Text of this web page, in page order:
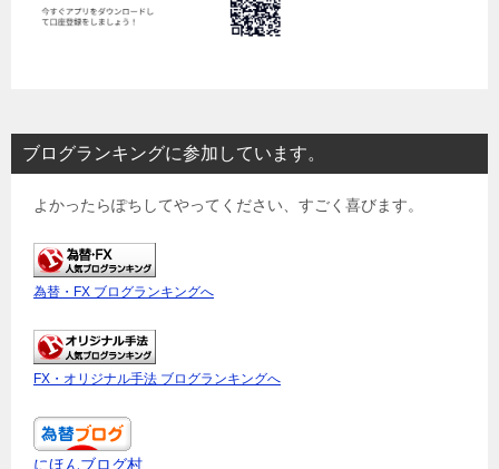
ブログランキングに参加しています。
よかったらぽちしてやってください、すごく喜びます。
為替・FX ブログランキングへ
FX・オリジナル手法 ブログランキングへ
にほんブログ村